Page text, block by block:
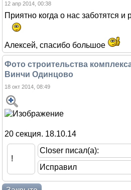
12 апр 2014, 00:38
Приятно когда о нас заботятся
Алексей, спасибо большое
Фото строительства
Винчи Одинцово
18 окт 2014, 08:49
20 секция. 18.10.14
!
Closer писал(а):
Исправил